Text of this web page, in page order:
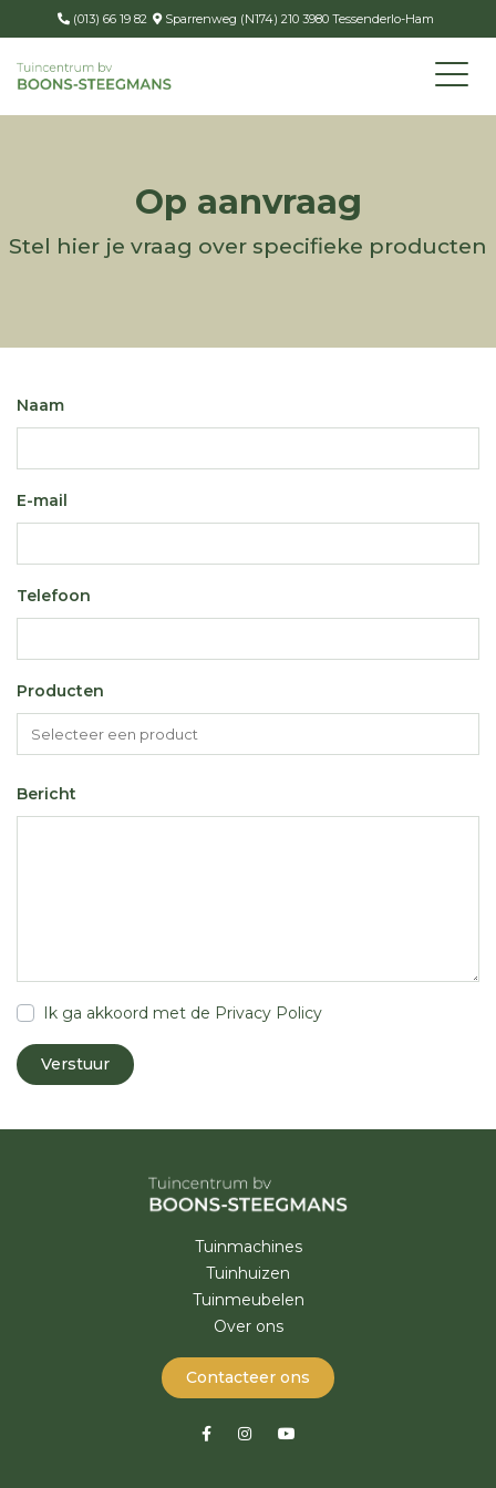
(013) 66 19 82 Sparrenweg (N174) 210 3980 Tessenderlo-Ham
Op aanvraag
Stel hier je vraag over specifieke producten
Naam
E-mail
Telefoon
Producten
Bericht
Ik ga akkoord met de Privacy Policy
Tuinmachines
Tuinhuizen
Tuinmeubelen
Over ons
Contacteer ons